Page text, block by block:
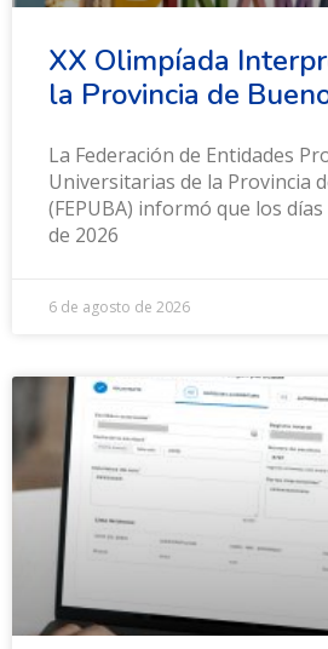
XX Olimpíada
la Provincia de
La Federación de Entidades
Universitarias de la Provincia
(FEPUBA) informó que los
de 2026
6 de agosto de 2026